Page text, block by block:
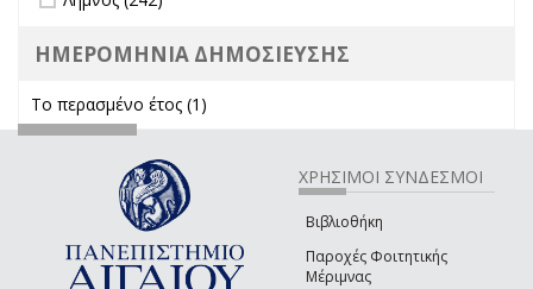
ΗΜΕΡΟΜΗΝΙΑ ΔΗΜΟΣΙΕΥΣΗΣ
Το περασμένο έτος (1)
ΧΡΗΣΙΜΟΙ ΣΥΝΔΕΣΜΟΙ
Βιβλιοθήκη
Παροχές Φοιτητικής
Μέριμνας